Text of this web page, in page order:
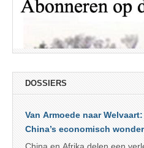
DOSSIERS
Van Armoede naar
China’s economisch wonder